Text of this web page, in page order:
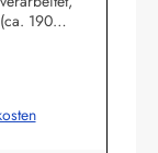
190